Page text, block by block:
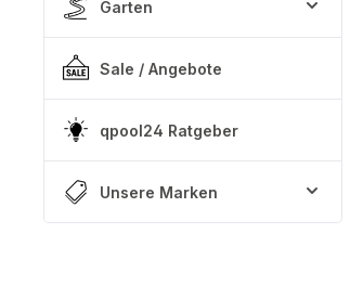
Garten
Sale / Angebote
qpool24 Ratgeber
Unsere Marken